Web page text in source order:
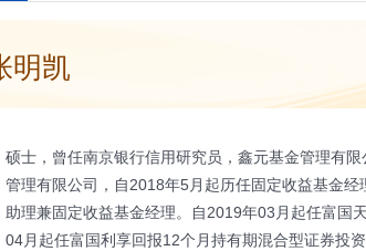
明凯
硕士，曾任南京银行信用研究员，鑫元基金管理有
管理有限公司，自2018年5月起历任固定收益基金
助理兼固定收益基金经理。自2019年03月起任富国
04月起任富国利享回报12个月持有期混合型证券投